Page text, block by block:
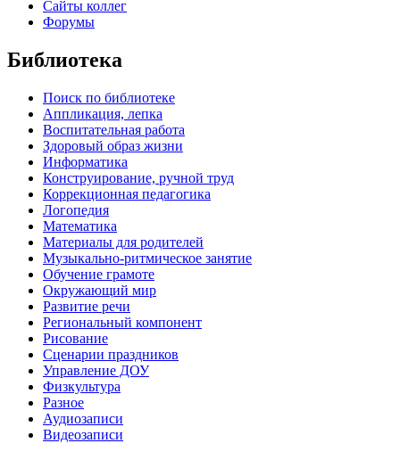
Сайты коллег
Форумы
Библиотека
Поиск по библиотеке
Аппликация, лепка
Воспитательная работа
Здоровый образ жизни
Информатика
Конструирование, ручной труд
Коррекционная педагогика
Логопедия
Математика
Материалы для родителей
Музыкально-ритмическое занятие
Обучение грамоте
Окружающий мир
Развитие речи
Региональный компонент
Рисование
Сценарии праздников
Управление ДОУ
Физкультура
Разное
Аудиозаписи
Видеозаписи